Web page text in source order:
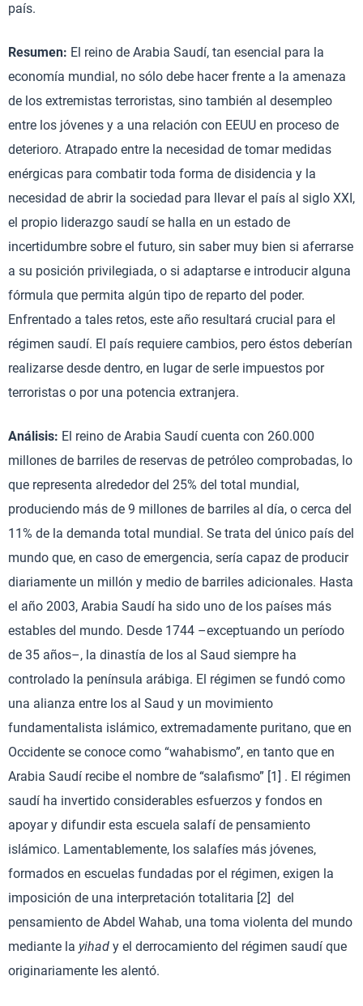
país.
Resumen: El reino de Arabia Saudí, tan esencial para la
economía mundial, no sólo debe hacer frente a la amenaza
de los extremistas terroristas, sino también al desempleo
entre los jóvenes y a una relación con EEUU en proceso de
deterioro. Atrapado entre la necesidad de tomar medidas
enérgicas para combatir toda forma de disidencia y la
necesidad de abrir la sociedad para llevar el país al siglo XXI,
el propio liderazgo saudí se halla en un estado de
incertidumbre sobre el futuro, sin saber muy bien si aferrarse
a su posición privilegiada, o si adaptarse e introducir alguna
fórmula que permita algún tipo de reparto del poder.
Enfrentado a tales retos, este año resultará crucial para el
régimen saudí. El país requiere cambios, pero éstos deberían
realizarse desde dentro, en lugar de serle impuestos por
terroristas o por una potencia extranjera.
Análisis: El reino de Arabia Saudí cuenta con 260.000
millones de barriles de reservas de petróleo comprobadas, lo
que representa alrededor del 25% del total mundial,
produciendo más de 9 millones de barriles al día, o cerca del
11% de la demanda total mundial. Se trata del único país del
mundo que, en caso de emergencia, sería capaz de producir
diariamente un millón y medio de barriles adicionales. Hasta
el año 2003, Arabia Saudí ha sido uno de los países más
estables del mundo. Desde 1744 –exceptuando un período
de 35 años–, la dinastía de los al Saud siempre ha
controlado la península arábiga. El régimen se fundó como
una alianza entre los al Saud y un movimiento
fundamentalista islámico, extremadamente puritano, que en
Occidente se conoce como “wahabismo”, en tanto que en
Arabia Saudí recibe el nombre de “salafismo” [1] . El régimen
saudí ha invertido considerables esfuerzos y fondos en
apoyar y difundir esta escuela salafí de pensamiento
islámico. Lamentablemente, los salafíes más jóvenes,
formados en escuelas fundadas por el régimen, exigen la
imposición de una interpretación totalitaria [2] del
pensamiento de Abdel Wahab, una toma violenta del mundo
mediante la yihad y el derrocamiento del régimen saudí que
originariamente les alentó.